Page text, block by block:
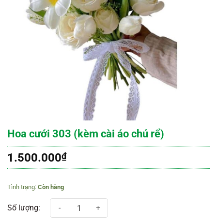
Hoa cưới 303 (kèm cài áo chú rể)
1.500.000₫
Còn hàng
Hoa cưới 303 (kèm cài áo chú rể) số lượng